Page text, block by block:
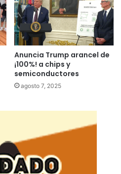
Anuncia Trump arancel de
¡100%! a chips y
semiconductores
agosto 7, 2025